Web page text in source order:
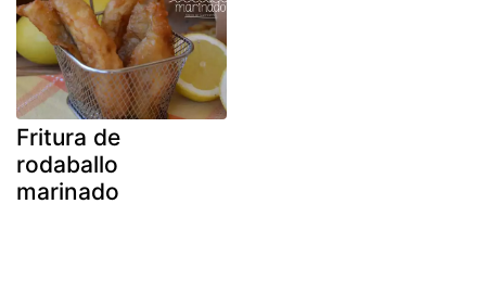
Fritura de
rodaballo
marinado